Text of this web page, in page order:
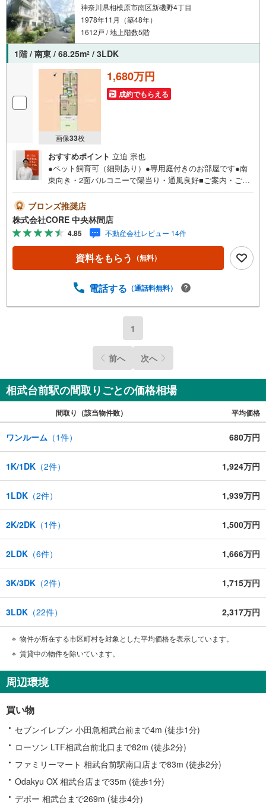
神奈川県相模原市南区新磯野4丁目
1978年11月（築48年）
1612戸 / 地上階数5階
1階 / 南東 / 68.25m2 / 3LDK
画像33枚
1,680万円
成約でもらえる
おすすめポイント 立迫 宗也
●ペット飼育可（細則あり）●専用庭付きのお部屋です●南
東向き・2面バルコニーで陽当り・通風良好■ご案内・ご予
上記時間はお電話が繋がりやすくなっております。ぜひお
気軽にご連絡下さい！現地を見学される場合は「室内・現
地を見学する（無料）」ボタンよりご希望の日時をご記入
いただけますとスムーズにご案内が可能です。■キッズスペ
ースもご用意しております！お子様が退屈しないよう、DV
D・おもちゃ・絵本・ぬりえなどキッズスペースも充実さ
す。駐車場完備しております！広々した駐車スペースです
にどうぞ！【住宅ローンのご相談】 ・頭金・自己資金が
残っている… ・勤続年数が短い、転職したばかり… ・
過去に借り入れを断れた事がある…もしこのような事でお
悩みであれば、是非、一度ご相談頂ければと思います。
ブロンズ推奨店
株式会社CORE 中央林間店
4.85 不動産会社レビュー 14件
資料をもらう （無料）
電話する （通話料無料）
1
前へ 次へ
相武台前駅の間取りごとの価格相場
間取り（該当物件数） 平均価格
ワンルーム （1件） 680万円
1K/1DK （2件） 1,924万円
1LDK （2件） 1,939万円
2K/2DK （1件） 1,500万円
2LDK （6件） 1,666万円
3K/3DK （2件） 1,715万円
3LDK （22件） 2,317万円
物件が所在する市区町村を対象とした平均価格を表示しています。
賃貸中の物件を除いています。
周辺環境
買い物
セブンイレブン 小田急相武台前まで4m (徒歩1分)
ローソン LTF相武台前北口まで82m (徒歩2分)
ファミリーマート 相武台前駅南口店まで83m (徒歩2分)
Odakyu OX 相武台店まで35m (徒歩1分)
デポー 相武台まで269m (徒歩4分)